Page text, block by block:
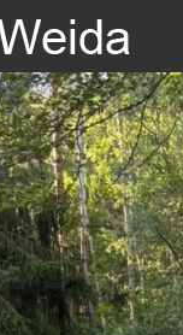
Startseite